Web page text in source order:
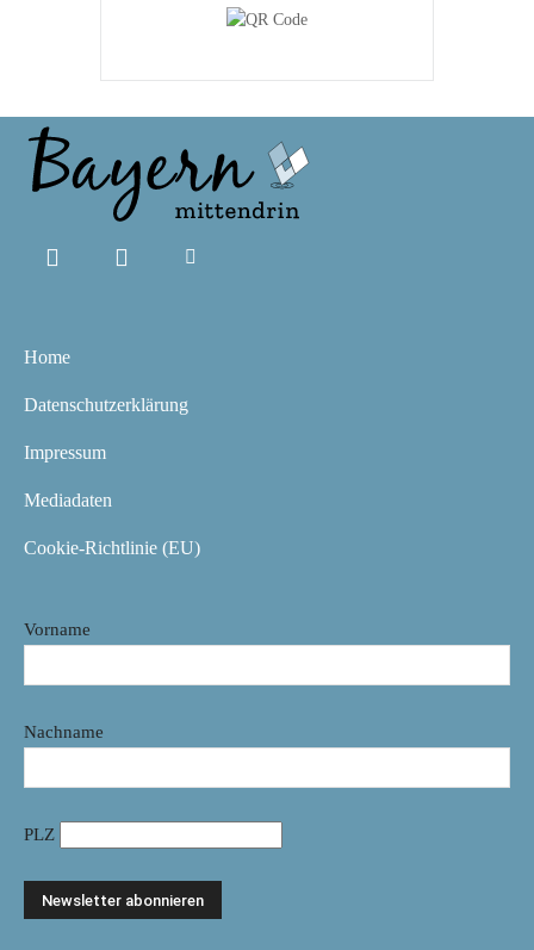
Home
Datenschutzerklärung
Impressum
Mediadaten
Cookie-Richtlinie (EU)
Vorname
Nachname
PLZ